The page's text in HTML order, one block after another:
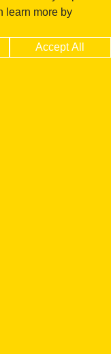
learn more by
Accept All